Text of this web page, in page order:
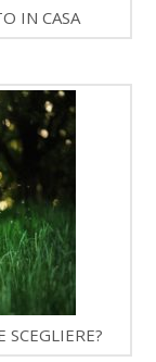
IN CASA